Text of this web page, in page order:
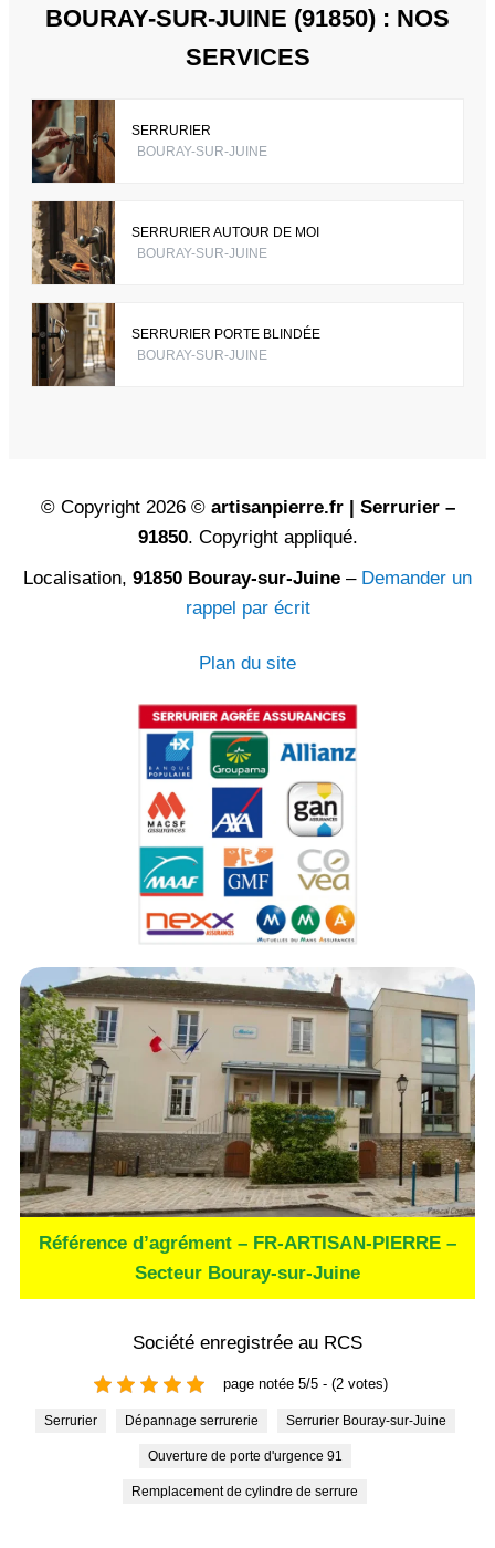
BOURAY-SUR-JUINE (91850) : NOS
SERVICES
SERRURIER
BOURAY-SUR-JUINE
SERRURIER AUTOUR DE MOI
BOURAY-SUR-JUINE
SERRURIER PORTE BLINDÉE
BOURAY-SUR-JUINE
© Copyright 2026 © artisanpierre.fr | Serrurier –
91850. Copyright appliqué.
Localisation, 91850 Bouray-sur-Juine – Demander un
rappel par écrit
Plan du site
Référence d’agrément – FR-ARTISAN-PIERRE –
Secteur Bouray-sur-Juine
Société enregistrée au RCS
page notée 5/5 - (2 votes)
Serrurier Dépannage serrurerie Serrurier Bouray-sur-Juine
Ouverture de porte d'urgence 91
Remplacement de cylindre de serrure